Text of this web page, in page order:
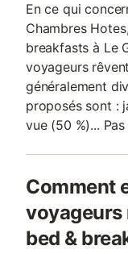
En ce qui
Chambres
breakfasts à Le
voyageurs
généralement
proposés sont :
vue (50 %)...
Comment
voyageurs
bed &